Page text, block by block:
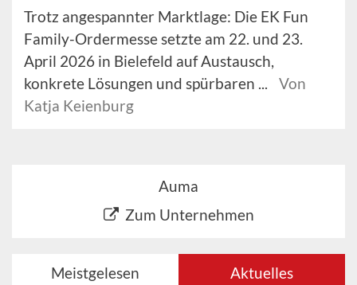
Trotz angespannter Marktlage: Die EK Fun
Family-Ordermesse setzte am 22. und 23.
April 2026 in Bielefeld auf Austausch,
konkrete Lösungen und spürbaren ...
Von
Katja Keienburg
Auma
Zum Unternehmen
Meistgelesen Aktuelles